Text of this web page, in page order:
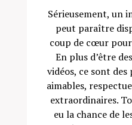
Sérieusement, un
peut paraître
coup de cœur
En plus d’être
vidéos, ce sont
aimables,
extraordinaires.
eu la chance de